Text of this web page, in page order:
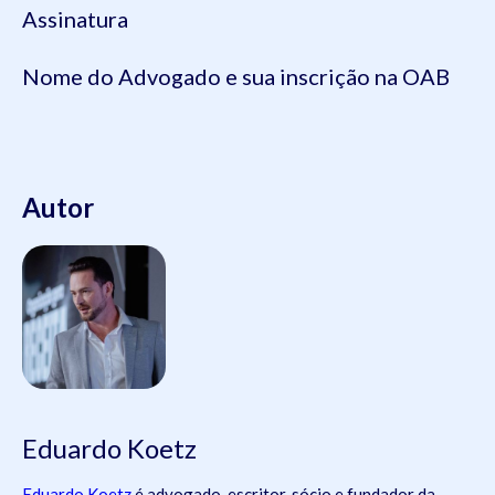
Assinatura
Nome do Advogado e sua inscrição na OAB
Autor
Eduardo Koetz